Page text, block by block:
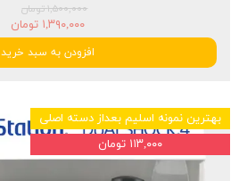
۱,۵۰۰,۰۰۰ تومان
۱,۳۹۰,۰۰۰ تومان
افزودن به سبد خرید
بهترین نمونه اسلیم بعداز دسته اصلی
۱۱۳,۰۰۰ تومان